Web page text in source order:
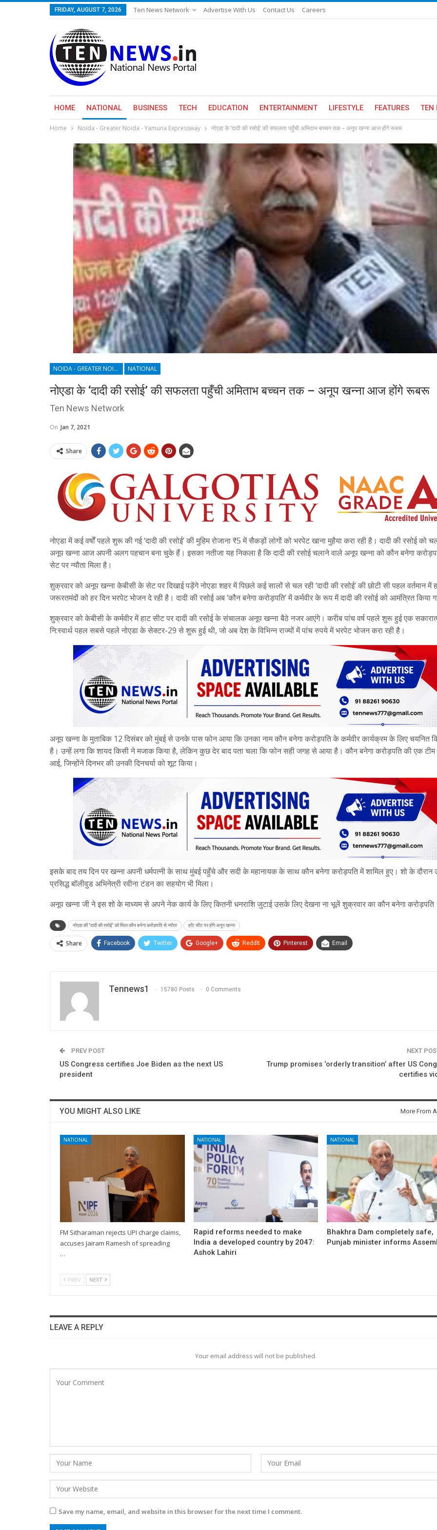
FRIDAY, AUGUST 7, 2026 Ten News Network Advertise With Us Contact Us Careers
HOME NATIONAL BUSINESS TECH EDUCATION ENTERTAINMENT LIFESTYLE FEATURES TEN
Home Noida - Greater Noida - Yamuna Expressway नोएडा के ‘दादी की रसोई’ की सफलता पहुँची अमिताभ बच्चन तक – अनूप खन्ना आज होंगे रूबरू
NOIDA - GREATER NOIDA - YAMUNA EXPRESSWAY NATIONAL
नोएडा के ‘दादी की रसोई’ की सफलता पहुँची अमिताभ बच्चन तक – अनूप खन्ना आज होंगे रूबरू
Ten News Network
On Jan 7, 2021
Share
नोएडा में कई वर्षों पहले शुरू की गई ‘दादी की रसोई’ की मुहिम रोजाना ₹5 में सैकड़ों लोगों को भरपेट खाना मुहैया करा रही है। दादी की रसोई को
अनूप खन्ना आज अपनी अलग पहचान बना चुके हैं। इसका नतीजा यह निकला है कि दादी की रसोई चलाने वाले अनूप खन्ना को कौन बनेगा
सेट पर न्यौता मिला है।
शुक्रवार को अनूप खन्ना केबीसी के सेट पर दिखाई पड़ेंगे नोएडा शहर में पिछले कई सालों से चल रही ‘दादी की रसोई’ की छोटी सी पहल वर्तमान में
जरूरतमंदों को हर दिन भरपेट भोजन दे रही है। दादी की रसोई अब ‘कौन बनेगा करोड़पति’ में कर्मवीर के रूप में दादी की रसोई को आमंत्रित किया
शुक्रवार को केबीसी के कर्मवीर में हाट सीट पर दादी की रसोई के संचालक अनूप खन्ना बैठे नजर आएंगे। करीब पांच वर्ष पहले शुरू हुई एक
नि:स्वार्थ पहल सबसे पहले नोएडा के सेक्टर-29 से शुरू हुई थी, जो अब देश के विभिन्न राज्यों में पांच रुपये में भरपेट भोजन करा रही है।
अनूप खन्ना के मुताबिक 12 दिसंबर को मुंबई से उनके पास फोन आया कि उनका नाम कौन बनेगा करोड़पति के कर्मवीर कार्यक्रम के लिए चयनित
है। उन्हें लगा कि शायद किसी ने मजाक किया है, लेकिन कुछ देर बाद पता चला कि फोन सही जगह से आया है। कौन बनेगा करोड़पति की एक टीम
आई, जिन्होंने दिनभर की उनकी दिनचर्या को शूट किया।
इसके बाद तय दिन पर खन्ना अपनी धर्मपत्नी के साथ मुंबई पहुँचे और सदी के महानायक के साथ कौन बनेगा करोड़पति में शामिल हुए। शो के दौरान
प्रसिद्ध बॉलीवुड अभिनेत्री रवीना टंडन का सहयोग भी मिला।
अनूप खन्ना जी ने इस शो के माध्यम से अपने नेक कार्य के लिए कितनी धनराशि जुटाई उसके लिए देखना ना भूलें शुक्रवार का कौन बनेगा करोड़पति।
नोएडा की 'दादी की रसोई' को मिला कौन बनेगा करोडपति से न्यौता हाॅट सीट पर होंगे अनूप खन्ना
Share Facebook Twitter Google+ ReddIt Pinterest Email
Tennews1 15780 Posts 0 Comments
PREV POST
US Congress certifies Joe Biden as the next US
president
NEXT
Trump promises ‘orderly transition’ after US
certifies
YOU MIGHT ALSO LIKE More From
NATIONAL
FM Sitharaman rejects UPI charge claims,
accuses Jairam Ramesh of spreading
…
NATIONAL
Rapid reforms needed to make
India a developed country by 2047:
Ashok Lahiri
NATIONAL
Bhakhra Dam completely safe,
Punjab minister informs
PREV NEXT
LEAVE A REPLY
Your email address will not be published.
Save my name, email, and website in this browser for the next time I comment.